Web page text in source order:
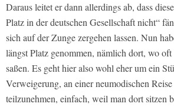
Daraus leitet er dann allerdings ab, dass
Platz in der deutschen Gesellschaft nicht“
sich auf der Zunge zergehen lassen. Nun
längst Platz genommen, nämlich dort, wo
saßen. Es geht hier also wohl eher um ein
Verweigerung, an einer neumodischen
teilzunehmen, einfach, weil man dort sitzen